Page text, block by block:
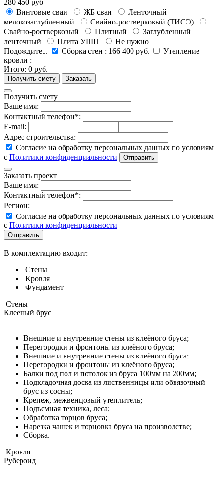
280 450 руб.
Винтовые сваи
ЖБ сваи
Ленточный
мелокозаглубленный
Свайно-ростверковый (ТИСЭ)
Свайно-ростверковый
Плитный
Заглубленный
ленточный
Плита УШП
Не нужно
Подождите...
Сборка стен : 166 400 руб.
Утепление
кровли :
Итого: 0 руб.
Получить смету
Ваше имя:
Контактный телефон*:
E-mail:
Адрес строительства:
Согласие на обработку персональных данных по условиям
с Политики конфиденциальности
Заказать проект
Ваше имя:
Контактный телефон*:
Регион:
Согласие на обработку персональных данных по условиям
с Политики конфиденциальности
В комплектацию входит:
Стены
Кровля
Фундамент
Стены
Клееный брус
Внешние и внутренние стены из клеёного бруса;
Перегородки и фронтоны из клеёного бруса;
Внешние и внутренние стены из клеёного бруса;
Перегородки и фронтоны из клеёного бруса;
Балки под пол и потолок из бруса 100мм на 200мм;
Подкладочная доска из лиственницы или обвязочный
брус из сосны;
Крепеж, межвенцовый утеплитель;
Подъемная техника, леса;
Обработка торцов бруса;
Нарезка чашек и торцовка бруса на производстве;
Сборка.
Кровля
Рубероид